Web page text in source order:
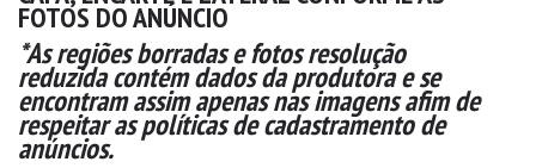
FOTOS DO ANÚNCIO
*As regiões borradas e fotos resolução
reduzida contém dados da produtora e se
encontram assim apenas nas imagens afim de
respeitar as políticas de cadastramento de
anúncios.